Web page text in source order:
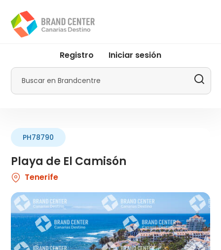
contenido
principal
menu
Promotur
Registro Iniciar sesión
Buscar
Playa de El Camisón
PH78790
Tenerife